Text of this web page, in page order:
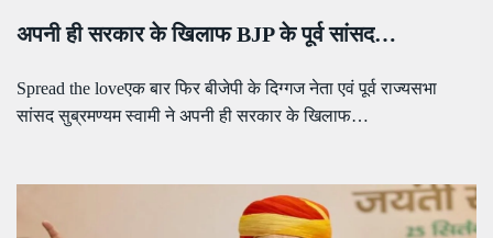
अपनी ही सरकार के खिलाफ BJP के पूर्व सांसद…
Spread the loveएक बार फिर बीजेपी के दिग्गज नेता एवं पूर्व राज्यसभा
सांसद सुब्रमण्यम स्वामी ने अपनी ही सरकार के खिलाफ…